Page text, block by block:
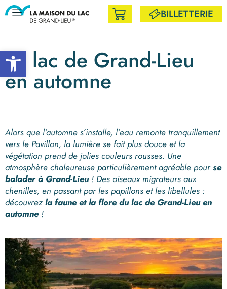
Ouvrir la barre d’outils
BILLETTERIE
Le lac de Grand-Lieu
en automne
Alors que l’automne s’installe, l’eau remonte tranquillement
vers le Pavillon, la lumière se fait plus douce et la
végétation prend de jolies couleurs rousses. Une
atmosphère chaleureuse particulièrement agréable pourse
balader à Grand-Lieu! Des oiseaux migrateurs aux
chenilles, en passant par les papillons et les libellules :
découvrez la faune et la flore du lac de Grand-Lieu en
automne!